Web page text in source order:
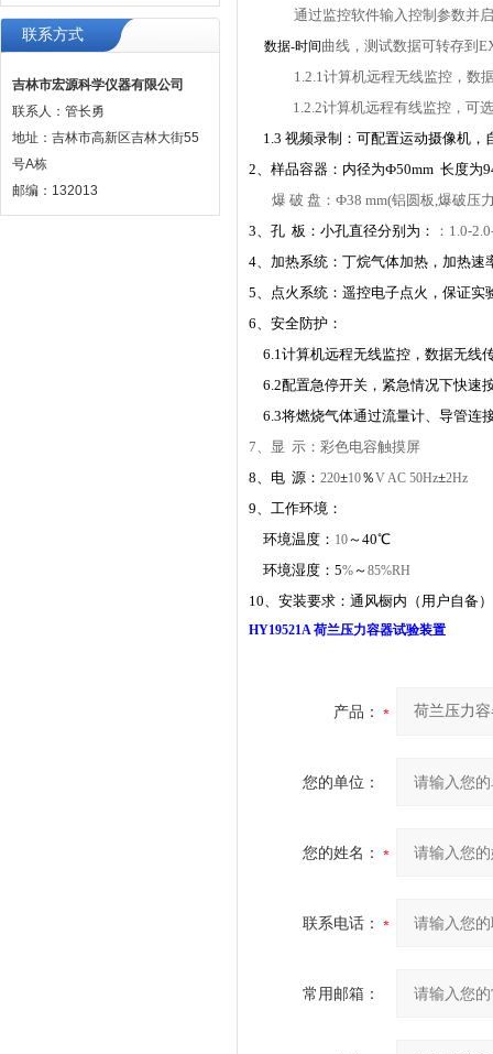
联系方式
吉林市宏源科学仪器有限公司
联系人：管长勇
地址：吉林市高新区吉林大街55
号A栋
邮编：132013
通过监控软件输入控制参数并
数据-时间曲线，测试数据可转存到
1.2.1计算机远程无线监控，数
1.2.2计算机远程有线监控，可
1.3 视频录制：可配置运动摄像机
2、样品容器：内径为Ф50mm 长度为
爆 破 盘： Ф38 mm(铝圆板,爆破压
3、孔 板：小孔直径分别为：
： 1.0-
4、加热系统：丁烷气体加热，加热速
5、点火系统：遥控电子点火，保证实
6、安全防护：
6.1计算机远程无线监控，数据无线
6.2配置急停开关，紧急情况下快速
6.3将燃烧气体通过流量计、导管连
7、显 示：彩色电容触摸屏
8、电 源： 220±10％VAC 50Hz±2Hz
9、工作环境：
环境温度： 10～40℃
环境湿度：5%～85%RH
10、安装要求：通风橱内（用户自备）
HY19521A荷兰压力容器试验装置
产品：
您的单位：
您的姓名：
联系电话：
常用邮箱：